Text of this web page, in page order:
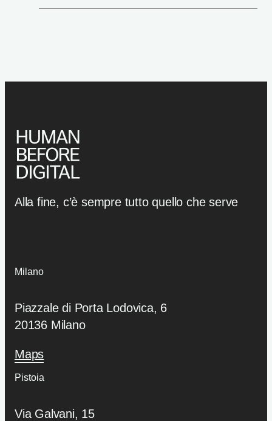
Alla fine, c’è sempre tutto quello che serve
Milano
Piazzale di Porta Lodovica, 6
20136 Milano
Maps
Pistoia
Via Galvani, 15